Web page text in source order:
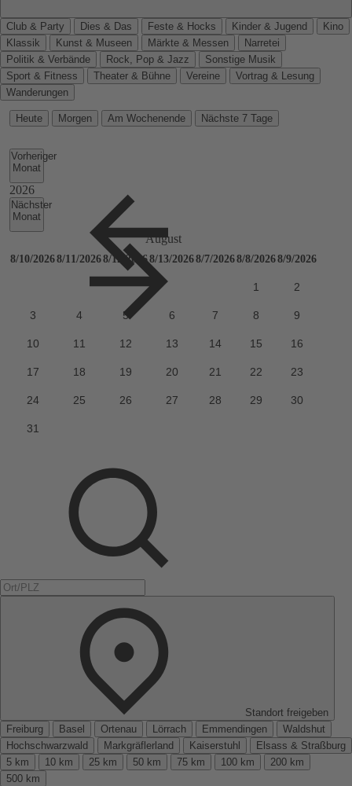
Club & Party Dies & Das Feste & Hocks Kinder & Jugend
Kino
Klassik
Kunst & Museen Märkte & Messen
Narretei
Politik & Verbände
Rock, Pop & Jazz
Sonstige Musik
Sport & Fitness
Theater & Bühne Vereine
Vortrag & Lesung
Wanderungen
Heute Morgen Am Wochenende Nächste 7 Tage
Vorheriger
Monat
Nächster
Monat
Standort freigeben
Freiburg
Basel Ortenau Lörrach Emmendingen
Waldshut
Hochschwarzwald
Markgräflerland Kaiserstuhl
Elsass & Straßburg
5 km
10 km 25 km 50 km 75 km 100 km
200 km
500 km